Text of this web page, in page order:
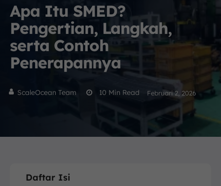
Apa Itu SMED?
Pengertian, Langkah,
serta Contoh
Penerapannya
ScaleOcean Team 10 Min Read Februari 2, 2026
Daftar Isi